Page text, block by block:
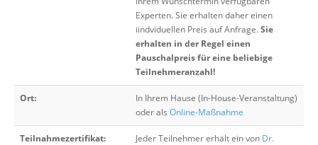
Experten. Sie erhalten daher einen
iindviduellen Preis auf Anfrage.Sie
erhalten in der Regel einen
Pauschalpreis für eine beliebige
Teilnehmeranzahl!
Ort:
In Ihrem Hause (In-House-Veranstaltung)
oder als Online-Maßnahme
Teilnahmezertifikat: Jeder Teilnehmer erhält ein von Dr.